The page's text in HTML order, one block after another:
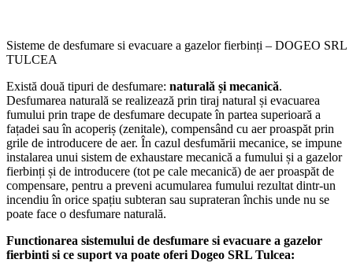
Sisteme de desfumare si evacuare a gazelor fierbinți – DOGEO SRL
TULCEA
Există două tipuri de desfumare: naturală și mecanică.
Desfumarea naturală se realizează prin tiraj natural și evacuarea
fumului prin trape de desfumare decupate în partea superioară a
fațadei sau în acoperiș (zenitale), compensând cu aer proaspăt prin
grile de introducere de aer. În cazul desfumării mecanice, se impune
instalarea unui sistem de exhaustare mecanică a fumului și a gazelor
fierbinți și de introducere (tot pe cale mecanică) de aer proaspăt de
compensare, pentru a preveni acumularea fumului rezultat dintr-un
incendiu în orice spațiu subteran sau suprateran închis unde nu se
poate face o desfumare naturală.
Functionarea sistemului de desfumare si evacuare a gazelor
fierbinti si ce suport va poate oferi Dogeo SRL Tulcea: